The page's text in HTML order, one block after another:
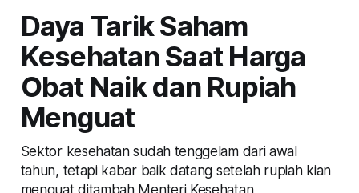
Daya Tarik Saham
Kesehatan Saat Harga
Obat Naik dan Rupiah
Menguat
Sektor kesehatan sudah tenggelam dari awal
tahun, tetapi kabar baik datang setelah rupiah kian
menguat ditambah Menteri Kesehatan